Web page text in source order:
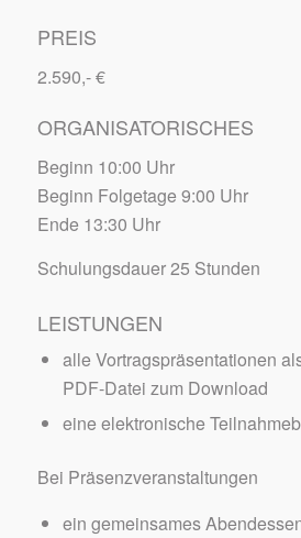
PREIS
2.590,- €
ORGANISATORISCHES
Beginn 10:00 Uhr
Beginn Folgetage 9:00 Uhr
Ende 13:30 Uhr
Schulungsdauer 25 Stunden
LEISTUNGEN
alle Vortragspräsentationen
PDF-Datei zum Download
eine elektronische
Bei Präsenzveranstaltungen
ein gemeinsames